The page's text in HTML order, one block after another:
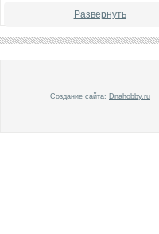
Развернуть
Создание сайта: Dnahobby.ru